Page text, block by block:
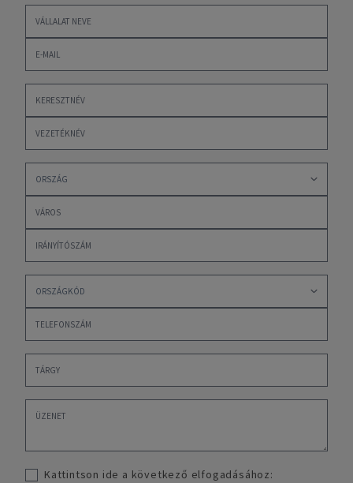
Kattintson ide a következő elfogadásához: